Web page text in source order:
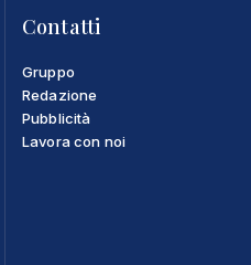
Contatti
Gruppo
Redazione
Pubblicità
Lavora con noi